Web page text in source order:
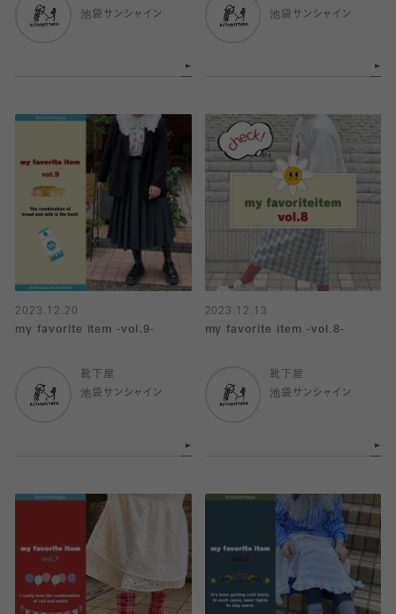
池袋サンシャイン
池袋サンシャイン
2023.12.20
my favorite item -vol.9-
靴下屋
池袋サンシャイン
2023.12.13
my favorite item -vol.8-
靴下屋
池袋サンシャイン